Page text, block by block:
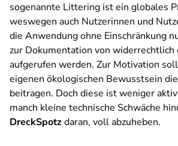
sogenannte Littering ist ein globales
weswegen auch Nutzerinnen und
die Anwendung ohne Einschränkung
zur Dokumentation von
aufgerufen werden. Zur Motivation
eigenen ökologischen Bewusstsein
beitragen. Doch diese ist weniger
manch kleine technische Schwäche
DreckSpotzdaran, voll abzuheben.